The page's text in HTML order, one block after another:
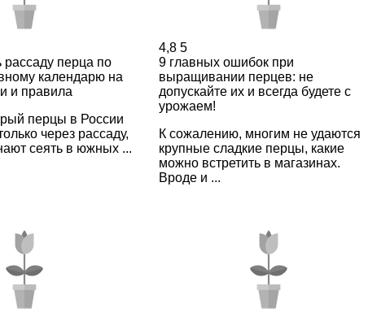
рассаду перца по
календарю на
и правила
перцы в России
через рассаду,
сеять в южных ...
4,8 5
9 главных ошибок при
выращивании перцев: не
допускайте их и всегда будете с
урожаем!
К сожалению, многим не удаются
крупные сладкие перцы, какие
можно встретить в магазинах.
Вроде и ...